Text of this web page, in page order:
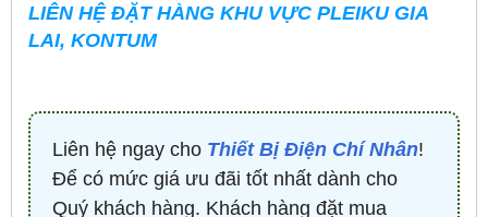
LIÊN HỆ ĐẶT HÀNG KHU VỰC PLEIKU GIA
LAI, KONTUM
Liên hệ ngay cho Thiết Bị Điện Chí Nhân!
Để có mức giá ưu đãi tốt nhất dành cho
Quý khách hàng. Khách hàng đặt mua